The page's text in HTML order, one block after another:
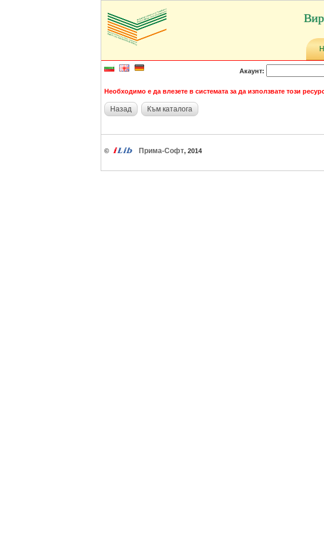
Акаунт:
Необходимо е да влезете в системата за да използвате този
Назад Към каталога
© Прима-Софт, 2014